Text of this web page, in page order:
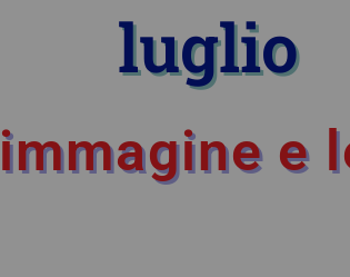
luglio
e